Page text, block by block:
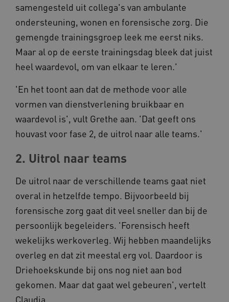
samengesteld uit collega's van ambulante
ondersteuning, wonen en forensische zorg. Die
gemengde trainingsgroep leek me eerst niks.
Maar al op de eerste trainingsdag bleek dat juist
heel waardevol, om van elkaar te leren.'
'En het toont aan dat de methode voor alle
vormen van dienstverlening bruikbaar en
waardevol is', vult Grethe aan. 'Dat geeft ons
houvast voor fase 2, de uitrol naar alle teams.'
2. Uitrol naar teams
De uitrol naar de verschillende teams gaat niet
overal in hetzelfde tempo. Bijvoorbeeld bij
forensische zorg gaat dit veel sneller dan bij de
persoonlijk begeleiders. 'Forensisch heeft
wekelijks werkoverleg. Wij hebben maandelijks
overleg en dat zit meestal erg vol. Daardoor is
Driehoekskunde bij ons nog niet aan bod
gekomen. Maar dat gaat wel gebeuren', vertelt
Claudia.
UMB_SESSION www.kennispleingehandicaptensector.nl
ARRAffinitySameSite
Naam Provider / Domein
_ga
.kennispleingehandicaptensector.nl
FPID
.kennispleingehandicaptensector.nl
BCSessionID www.kennispleingehandicaptensector.nl